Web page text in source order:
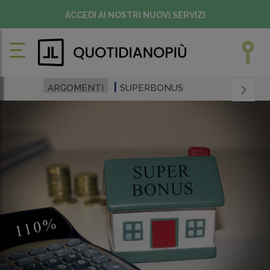
ACCEDI AI NOSTRI NUOVI SERVIZI
ARGOMENTI SUPERBONUS